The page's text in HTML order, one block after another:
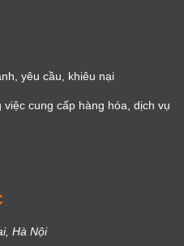
yêu cầu, khiêu nại
cung cấp hàng hóa, dịch vụ
Hà Nội